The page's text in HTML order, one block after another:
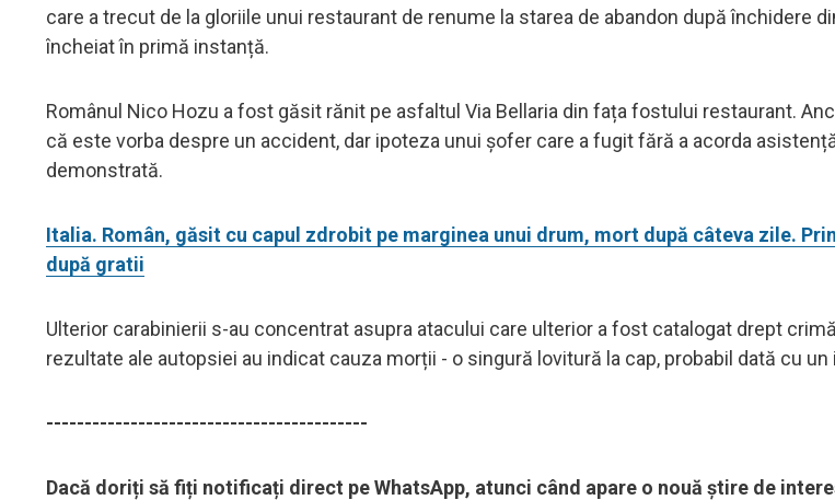
care a trecut de la gloriile unui restaurant de renume la starea de abandon după închidere
încheiat în primă instanță.
Românul Nico Hozu a fost găsit rănit pe asfaltul Via Bellaria din fața fostului restaurant.
că este vorba despre un accident, dar ipoteza unui șofer care a fugit fără a acorda
demonstrată.
Italia. Român, găsit cu capul zdrobit pe marginea unui drum, mort după câteva zile.
după gratii
Ulterior carabinierii s-au concentrat asupra atacului care ulterior a fost catalogat drept
rezultate ale autopsiei au indicat cauza morții - o singură lovitură la cap, probabil dată cu
------------------------------------------
Dacă doriți să fiți notificați direct pe WhatsApp, atunci când apare o nouă știre de